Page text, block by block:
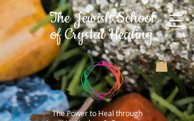
The Jewish School
of Crystal Healing
The Power to Heal through